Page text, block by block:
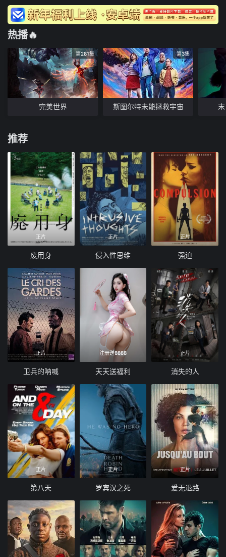
热播🔥
第281集
完美世界
第3集
斯图尔特未能拯救宇宙
推荐
正片
废用身
正片
侵入性思维
正片
强迫
正片
卫兵的呐喊
注册送8888
天天送福利
正片
消失的人
正片
第八天
正片
罗宾汉之死
正片
爱无退路